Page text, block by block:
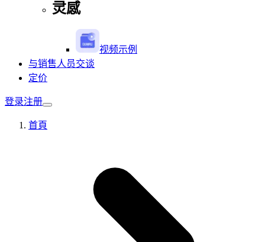
灵感
视频示例
与销售人员交谈
定价
登录注册
首頁